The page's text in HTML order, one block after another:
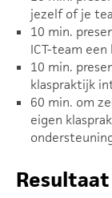
jezelf of je
10 min.
ICT-team
10 min.
klaspraktijk
60 min. om
eigen
Resultaat